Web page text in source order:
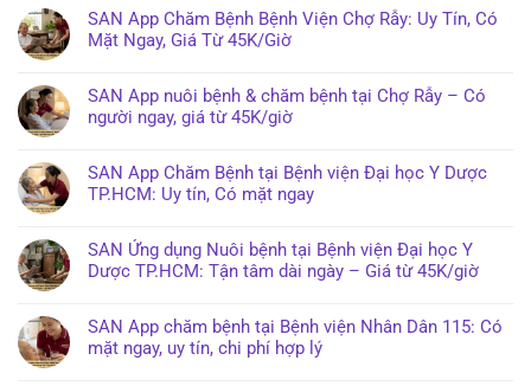
SAN App Chăm Bệnh Bệnh Viện Chợ Rẫy: Uy Tín, Có
Mặt Ngay, Giá Từ 45K/Giờ
SAN App nuôi bệnh & chăm bệnh tại Chợ Rẫy – Có
người ngay, giá từ 45K/giờ
SAN App Chăm Bệnh tại Bệnh viện Đại học Y Dược
TP.HCM: Uy tín, Có mặt ngay
SAN Ứng dụng Nuôi bệnh tại Bệnh viện Đại học Y
Dược TP.HCM: Tận tâm dài ngày – Giá từ 45K/giờ
SAN App chăm bệnh tại Bệnh viện Nhân Dân 115: Có
mặt ngay, uy tín, chi phí hợp lý